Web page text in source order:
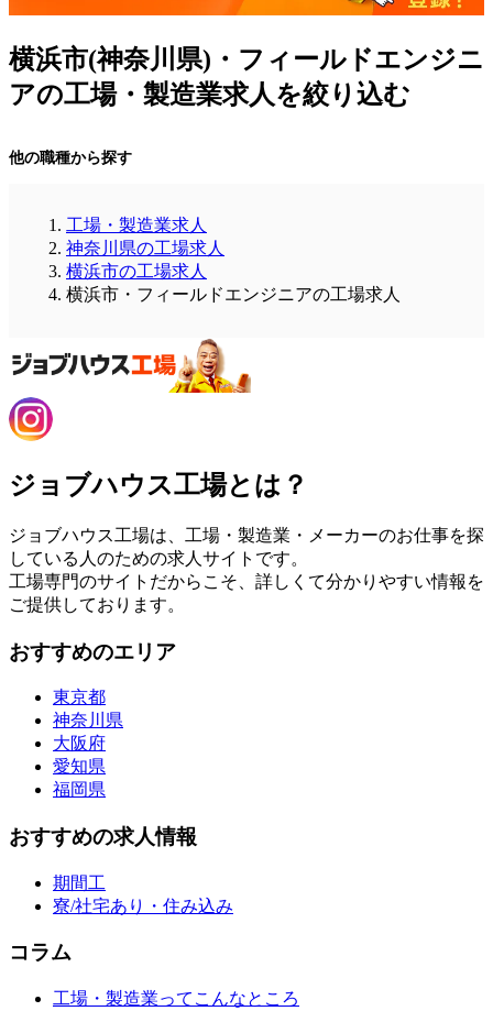
横浜市(神奈川県)・フィールドエンジニ
アの工場・製造業求人を絞り込む
他の職種から探す
工場・製造業求人
神奈川県の工場求人
横浜市の工場求人
横浜市・フィールドエンジニアの工場求人
ジョブハウス工場とは？
ジョブハウス工場は、工場・製造業・メーカーのお仕事を探
している人のための求人サイトです。
工場専門のサイトだからこそ、詳しくて分かりやすい情報を
ご提供しております。
おすすめのエリア
東京都
神奈川県
大阪府
愛知県
福岡県
おすすめの求人情報
期間工
寮/社宅あり・住み込み
コラム
工場・製造業ってこんなところ